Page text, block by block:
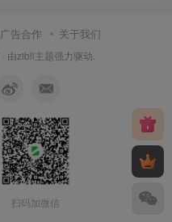
广告合作 关于我们
· 由zibll主题强力驱动.
扫码加微信